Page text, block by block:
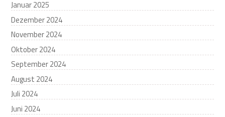
Januar 2025
Dezember 2024
November 2024
Oktober 2024
September 2024
August 2024
Juli 2024
Juni 2024